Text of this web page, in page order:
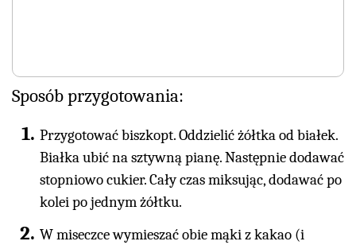
Sposób przygotowania:
Przygotować biszkopt. Oddzielić żółtka od białek.
Białka ubić na sztywną pianę. Następnie dodawać
stopniowo cukier. Cały czas miksując, dodawać po
kolei po jednym żółtku.
W miseczce wymieszać obie mąki z kakao (i